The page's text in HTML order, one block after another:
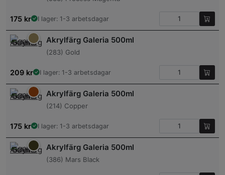
175 kr I lager: 1-3 arbetsdagar
Akrylfärg Galeria 500ml
(283) Gold
209 kr I lager: 1-3 arbetsdagar
Akrylfärg Galeria 500ml
(214) Copper
175 kr I lager: 1-3 arbetsdagar
Akrylfärg Galeria 500ml
(386) Mars Black